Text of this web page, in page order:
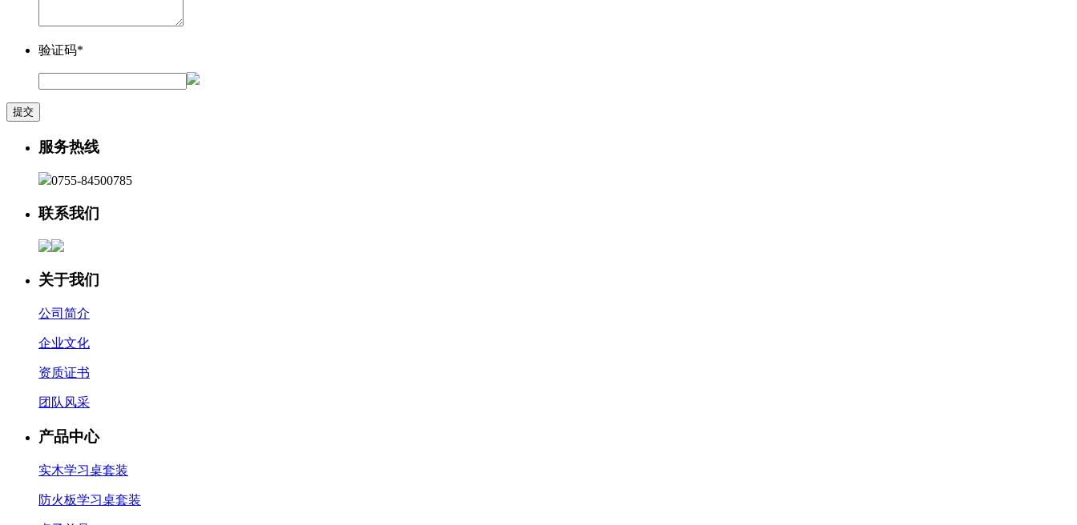
验证码*
提交
服务热线
0755-84500785
联系我们
关于我们
公司简介
企业文化
资质证书
团队风采
产品中心
实木学习桌套装
防火板学习桌套装